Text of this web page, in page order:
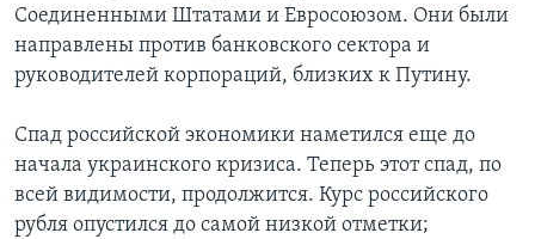
Соединенными Штатами и Евросоюзом. Они были
направлены против банковского сектора и
руководителей корпораций, близких к Путину.
Спад российской экономики наметился еще до
начала украинского кризиса. Теперь этот спад, по
всей видимости, продолжится. Курс российского
рубля опустился до самой низкой отметки;